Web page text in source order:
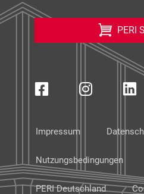
PERI
Impressum
Nutzungsbedingungen
PERI Deutschland